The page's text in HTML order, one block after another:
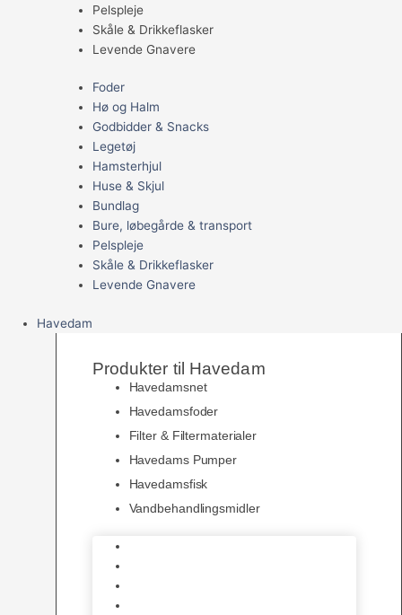
Pelspleje
Skåle & Drikkeflasker
Levende Gnavere
Foder
Hø og Halm
Godbidder & Snacks
Legetøj
Hamsterhjul
Huse & Skjul
Bundlag
Bure, løbegårde & transport
Pelspleje
Skåle & Drikkeflasker
Levende Gnavere
Havedam
Produkter til Havedam
Havedamsnet
Havedamsfoder
Filter & Filtermaterialer
Havedams Pumper
Havedamsfisk
Vandbehandlingsmidler